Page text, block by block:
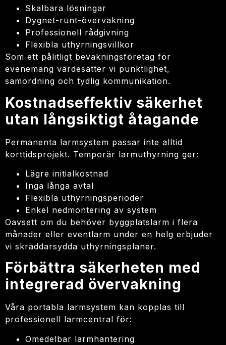
Skalbara lösningar
Dygnet-runt-övervakning
Professionell rådgivning
Flexibla uthyrningsvillkor
Som ett pålitligt bevakningsföretag för
evenemang värdesätter vi punktlighet,
samordning och tydlig kommunikation.
Kostnadseffektiv säkerhet
utan långsiktigt åtagande
Permanenta larmsystem passar inte alltid
korttidsprojekt. Temporär larmuthyrning ger:
Lägre initialkostnad
Inga långa avtal
Flexibla uthyrningsperioder
Enkel nedmontering av system
Oavsett om du behöver byggplatslarm i flera
månader eller eventlarm under en helg erbjuder
vi skräddarsydda uthyrningsplaner.
Förbättra säkerheten med
integrerad övervakning
Våra portabla larmsystem kan kopplas till
professionell larmcentral för:
Omedelbar larmhantering